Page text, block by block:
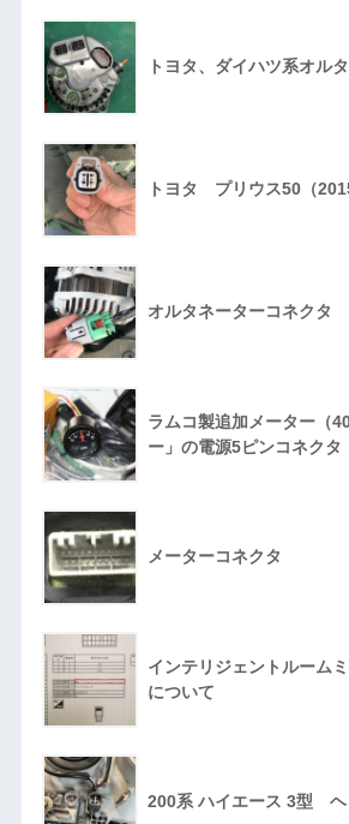
トヨタ、ダイハツ系オル
トヨタ プリウス50（
オルタネーターコネクタ
ラムコ製追加メーター（
ー」の電源5ピンコネクタ
メーターコネクタ
インテリジェントルーム
について
200系 ハイエース 3型 ヘ